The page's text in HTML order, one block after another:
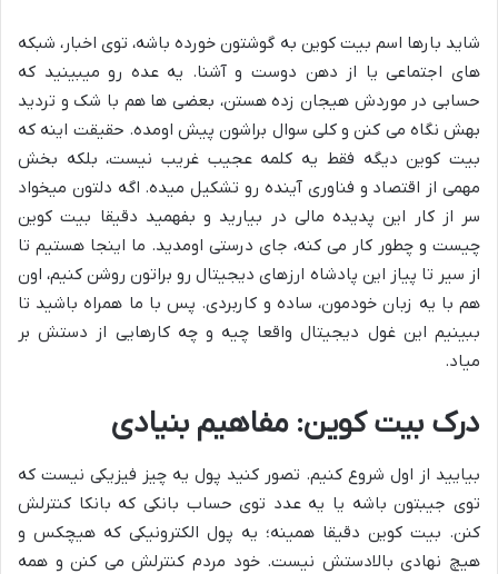
شاید بارها اسم بیت کوین به گوشتون خورده باشه، توی اخبار، شبکه
های اجتماعی یا از دهن دوست و آشنا. یه عده رو میبینید که
حسابی در موردش هیجان زده هستن، بعضی ها هم با شک و تردید
بهش نگاه می کنن و کلی سوال براشون پیش اومده. حقیقت اینه که
بیت کوین دیگه فقط یه کلمه عجیب غریب نیست، بلکه بخش
مهمی از اقتصاد و فناوری آینده رو تشکیل میده. اگه دلتون میخواد
سر از کار این پدیده مالی در بیارید و بفهمید دقیقا بیت کوین
چیست و چطور کار می کنه، جای درستی اومدید. ما اینجا هستیم تا
از سیر تا پیاز این پادشاه ارزهای دیجیتال رو براتون روشن کنیم، اون
هم با یه زبان خودمون، ساده و کاربردی. پس با ما همراه باشید تا
ببینیم این غول دیجیتال واقعا چیه و چه کارهایی از دستش بر
میاد.
درک بیت کوین: مفاهیم بنیادی
بیایید از اول شروع کنیم. تصور کنید پول یه چیز فیزیکی نیست که
توی جیبتون باشه یا یه عدد توی حساب بانکی که بانکا کنترلش
کنن. بیت کوین دقیقا همینه؛ یه پول الکترونیکی که هیچکس و
هیچ نهادی بالادستش نیست. خود مردم کنترلش می کنن و همه